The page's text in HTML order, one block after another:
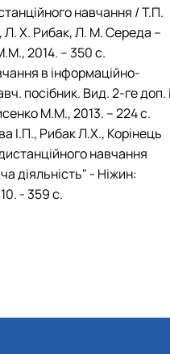
навчання / Т.П.
Л. Х. Рибак, Л. М. Середа –
2014. – 350 с.
в інформаційно-
посібник. Вид. 2-ге доп.
М.М., 2013. – 224 с.
І.П., Рибак Л.Х., Корінець
навчання
діяльність" - Ніжин:
- 359 с.